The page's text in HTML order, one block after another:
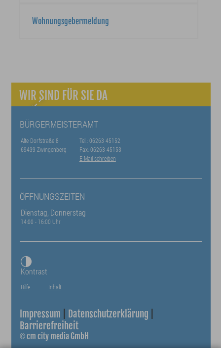
Wohnungsgebermeldung
WIR SIND FÜR SIE DA
BÜRGERMEISTERAMT
Alte Dorfstraße 8
Tel.: 06263 45152
69439 Zwingenberg
Fax: 06263 45153
E-Mail schreiben
ÖFFNUNGSZEITEN
Dienstag, Donnerstag
14:00 - 16:00 Uhr
Kontrast
Hilfe Inhalt
Impressum Datenschutzerklärung
Barrierefreiheit
©cm city media GmbH